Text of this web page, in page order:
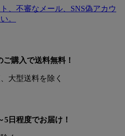
、不審なメール、SNS偽アカウ
。
ご購入で送料無料！
大型送料を除く
5日程度でお届け！